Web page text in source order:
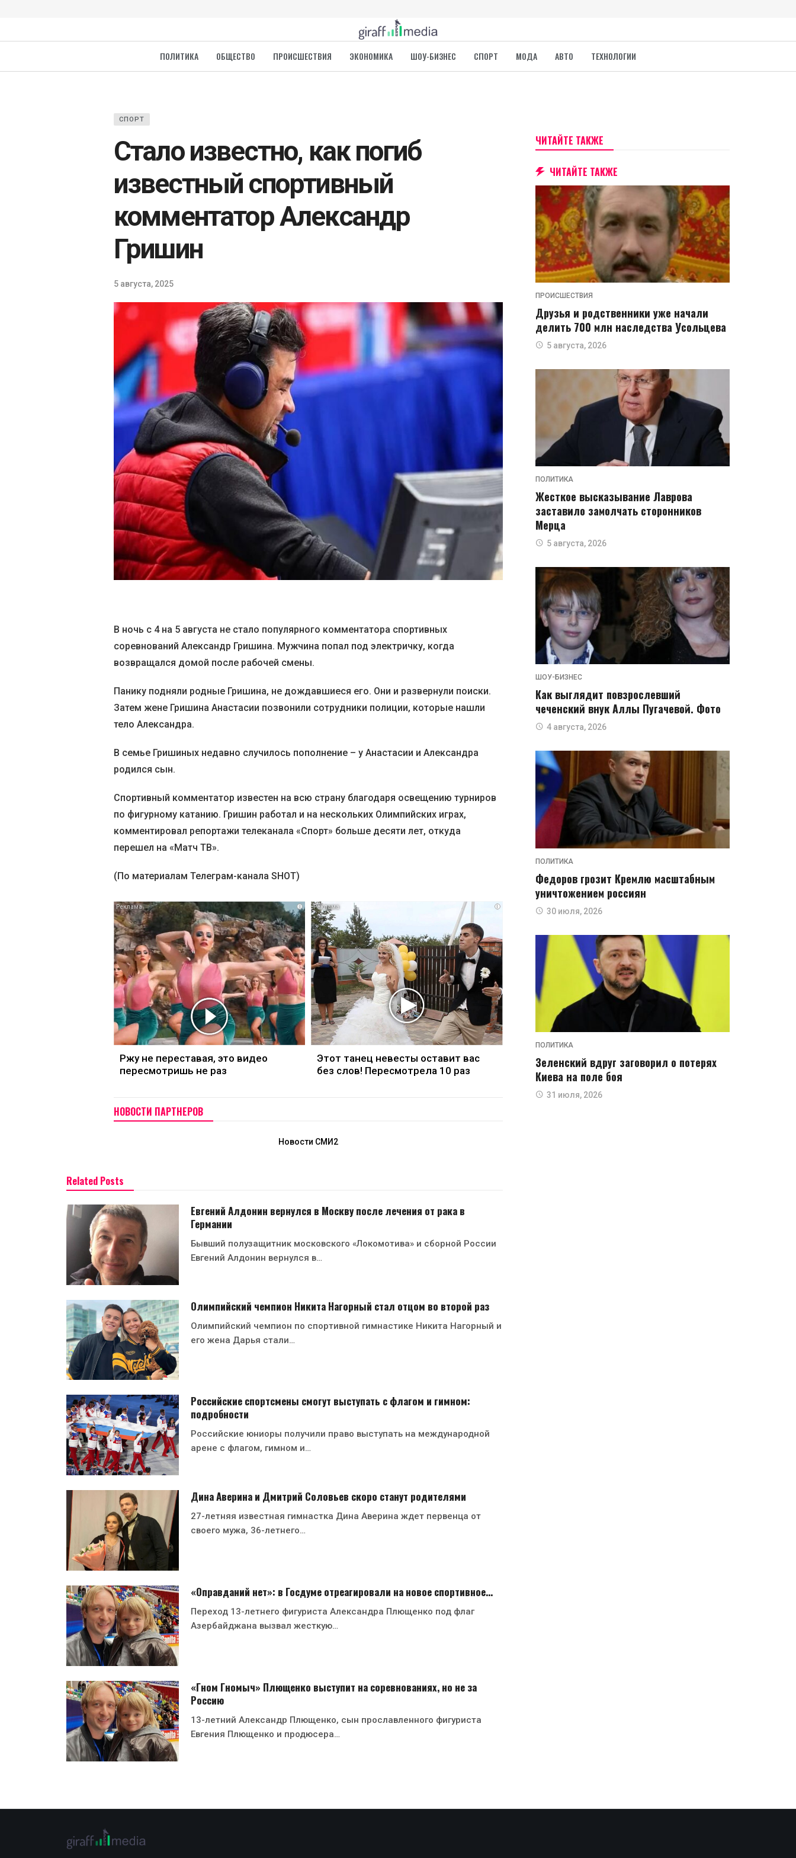
ПОЛИТИКА ОБЩЕСТВО ПРОИСШЕСТВИЯ ЭКОНОМИКА ШОУ-БИЗНЕС СПОРТ МОДА АВТО ТЕХНОЛОГИИ
СПОРТ
Стало известно, как погиб
известный спортивный
комментатор Александр
Гришин
5 августа, 2025
В ночь с 4 на 5 августа не стало популярного комментатора спортивных
соревнований Александр Гришина. Мужчина попал под электричку, когда
возвращался домой после рабочей смены.
Панику подняли родные Гришина, не дождавшиеся его. Они и развернули поиски.
Затем жене Гришина Анастасии позвонили сотрудники полиции, которые нашли
тело Александра.
В семье Гришиных недавно случилось пополнение – у Анастасии и Александра
родился сын.
Спортивный комментатор известен на всю страну благодаря освещению турниров
по фигурному катанию. Гришин работал и на нескольких Олимпийских играх,
комментировал репортажи телеканала «Спорт» больше десяти лет, откуда
перешел на «Матч ТВ».
(По материалам Телеграм-канала SHOT)
i
Ржу не переставая, это видео
пересмотришь не раз
i
Этот танец невесты оставит вас
без слов! Пересмотрела 10 раз
НОВОСТИ ПАРТНЕРОВ
Новости СМИ2
Related Posts
Евгений Алдонин вернулся в Москву после лечения от рака в
Германии
Бывший полузащитник московского «Локомотива» и сборной России
Евгений Алдонин вернулся в…
Олимпийский чемпион Никита Нагорный стал отцом во второй раз
Олимпийский чемпион по спортивной гимнастике Никита Нагорный и
его жена Дарья стали…
Российские спортсмены смогут выступать с флагом и гимном:
подробности
Российские юниоры получили право выступать на международной
арене с флагом, гимном и…
Дина Аверина и Дмитрий Соловьев скоро станут родителями
27-летняя известная гимнастка Дина Аверина ждет первенца от
своего мужа, 36-летнего…
«Оправданий нет»: в Госдуме отреагировали на новое спортивное…
Переход 13-летнего фигуриста Александра Плющенко под флаг
Азербайджана вызвал жесткую…
«Гном Гномыч» Плющенко выступит на соревнованиях, но не за
Россию
13-летний Александр Плющенко, сын прославленного фигуриста
Евгения Плющенко и продюсера…
ЧИТАЙТЕ ТАКЖЕ
ЧИТАЙТЕ ТАКЖЕ
ПРОИСШЕСТВИЯ
Друзья и родственники уже начали
делить 700 млн наследства Усольцева
5 августа, 2026
ПОЛИТИКА
Жесткое высказывание Лаврова
заставило замолчать сторонников
Мерца
5 августа, 2026
ШОУ-БИЗНЕС
Как выглядит повзрослевший
чеченский внук Аллы Пугачевой. Фото
4 августа, 2026
ПОЛИТИКА
Федоров грозит Кремлю масштабным
уничтожением россиян
30 июля, 2026
ПОЛИТИКА
Зеленский вдруг заговорил о потерях
Киева на поле боя
31 июля, 2026